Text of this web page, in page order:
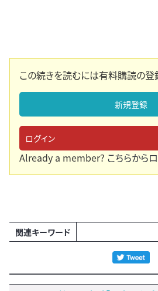
この続きを読むには有料購読の登
新規登録
ログイン
Already a member? こちらから
関連キーワード